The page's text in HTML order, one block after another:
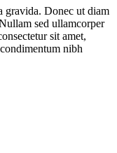
gravida. Donec ut diam
sed ullamcorper
sit amet,
nibh